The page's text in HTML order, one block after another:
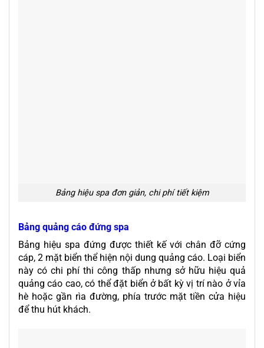
Bảng hiệu spa đơn giản, chi phí tiết kiệm
Bảng quảng cáo đứng spa
Bảng hiệu spa đứng được thiết kế với chân đỡ cứng
cáp, 2 mặt biển thể hiện nội dung quảng cáo. Loại biển
này có chi phí thi công thấp nhưng sở hữu hiệu quả
quảng cáo cao, có thể đặt biển ở bất kỳ vị trí nào ở vỉa
hè hoặc gần rìa đường, phía trước mặt tiền cửa hiệu
để thu hút khách.